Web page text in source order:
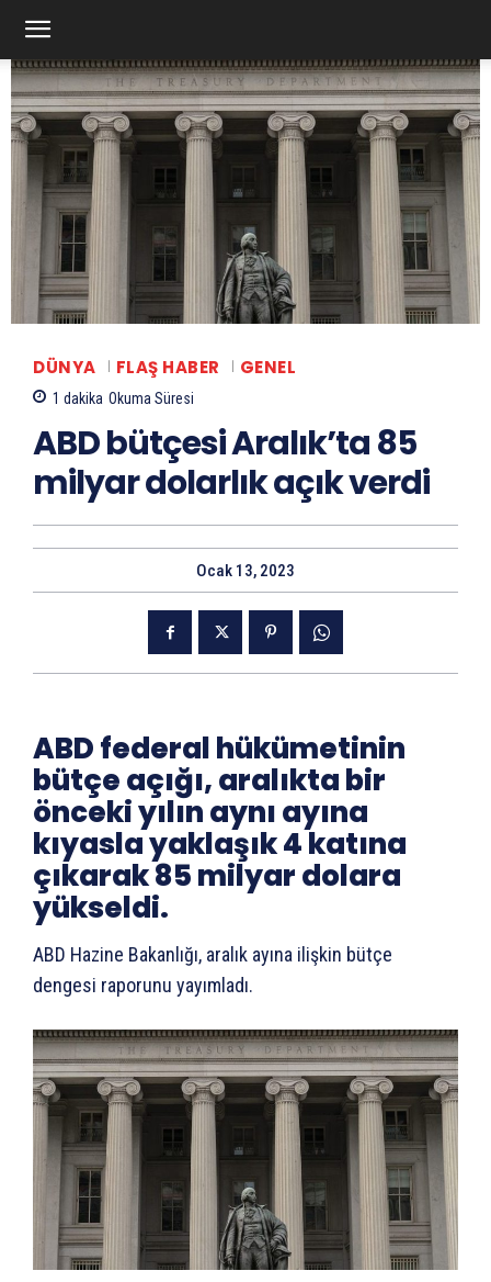
DÜNYA FLAŞ HABER GENEL
1 dakika Okuma Süresi
ABD bütçesi Aralık’ta 85
milyar dolarlık açık verdi
Ocak 13, 2023
ABD federal hükümetinin
bütçe açığı, aralıkta bir
önceki yılın aynı ayına
kıyasla yaklaşık 4 katına
çıkarak 85 milyar dolara
yükseldi.
ABD Hazine Bakanlığı, aralık ayına ilişkin bütçe
dengesi raporunu yayımladı.